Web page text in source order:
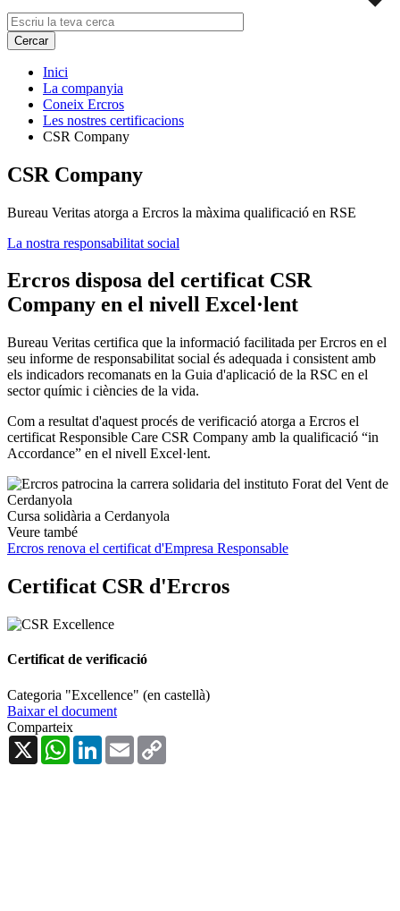
Inici
La companyia
Coneix Ercros
Les nostres certificacions
CSR Company
CSR Company
Bureau Veritas atorga a Ercros la màxima qualificació en RSE
La nostra responsabilitat social
Ercros disposa del certificat CSR
Company en el nivell Excel·lent
Bureau Veritas certifica que la informació facilitada per Ercros en el
seu informe de responsabilitat social és adequada i consistent amb
els indicadors recomanats en la Guia d'aplicació de la RSC en el
sector químic i ciències de la vida.
Com a resultat d'aquest procés de verificació atorga a Ercros el
certificat Responsible Care CSR Company amb la qualificació “in
Accordance” en el nivell Excel·lent.
Cursa solidària a Cerdanyola
Veure també
Ercros renova el certificat d'Empresa Responsable
Certificat CSR d'Ercros
Certificat de verificació
Categoria "Excellence" (en castellà)
Baixar el document
Comparteix
X
WhatsAppLinkedInEmail